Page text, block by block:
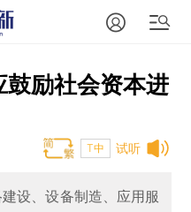
励社会资本进
试听
T中
设、设备制造、应用服